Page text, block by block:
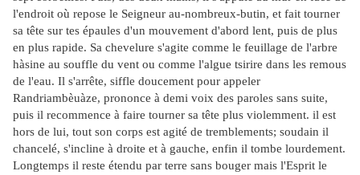
l'endroit où repose le Seigneur au-nombreux-butin, et fait tourner
sa tête sur tes épaules d'un mouvement d'abord lent, puis de plus
en plus rapide. Sa chevelure s'agite comme le feuillage de l'arbre
hàsine au souffle du vent ou comme l'algue tsirire dans les remous
de l'eau. Il s'arrête, siffle doucement pour appeler
Randriambèuàze, prononce à demi voix des paroles sans suite,
puis il recommence à faire tourner sa tête plus violemment. il est
hors de lui, tout son corps est agité de tremblements; soudain il
chancelé, s'incline à droite et à gauche, enfin il tombe lourdement.
Longtemps il reste étendu par terre sans bouger mais l'Esprit le